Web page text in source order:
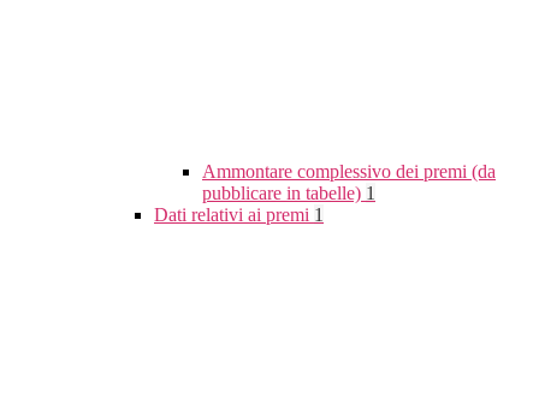
Ammontare complessivo dei premi (da
pubblicare in tabelle) 1
Dati relativi ai premi 1